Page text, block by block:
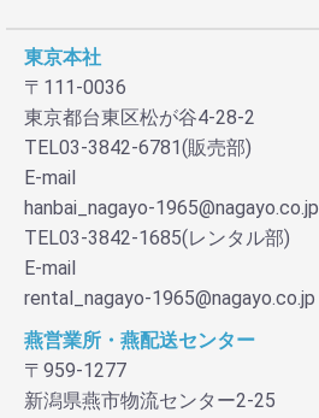
東京本社
〒111-0036
東京都台東区松が谷4-28-2
TEL03-3842-6781(販売部)
E-mail
hanbai_nagayo-1965@nagayo.co.jp
TEL03-3842-1685(レンタル部)
E-mail
rental_nagayo-1965@nagayo.co.jp
燕営業所・燕配送センター
〒959-1277
新潟県燕市物流センター2-25